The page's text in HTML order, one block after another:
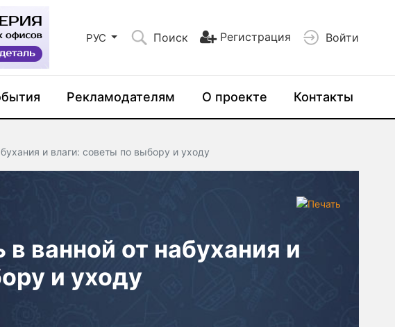
РУС Поиск Регистрация Войти
Рекламодателям О проекте Контакты
и влаги: советы по выбору и уходу
ванной от набухания и
и уходу